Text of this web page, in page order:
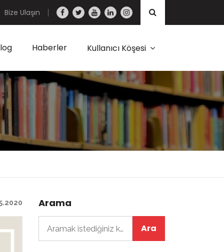
Bize Ulaşın
Haberler Kullanıcı Köşesi
Arama